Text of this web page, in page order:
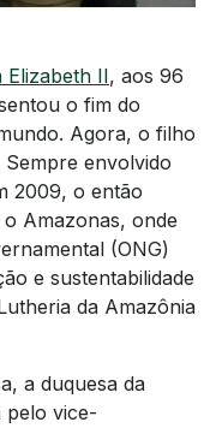
Elizabeth II, aos 96
o fim do
Agora, o filho
Sempre envolvido
2009, o então
Amazonas, onde
(ONG)
e sustentabilidade
da Amazônia
a duquesa da
pelo vice-